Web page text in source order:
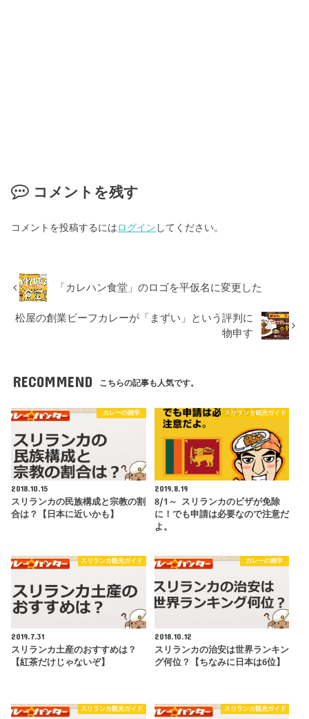
コメントを残す
コメントを投稿するにはログイン してください。
「カレハン食堂」のロゴを平仮名に変更した
松屋の創業ビーフカレーが「まずい」という評判に
物申す
RECOMMEND こちらの記事も人気です。
カレーの雑学
2018.10.15
スリランカの民族構成と宗教の割
合は？【日本に近いかも】
スリランカ観光ガイド
2019.8.19
8/1～ スリランカのビザが免除
に！でも申請は必要なので注意だ
よ。
スリランカ観光ガイド
2019.7.31
スリランカ土産のおすすめは？
【紅茶だけじゃないぞ】
カレーの雑学
2018.10.12
スリランカの治安は世界ランキン
グ何位？【ちなみに日本は6位】
スリランカ観光ガイド スリランカ観光ガイド